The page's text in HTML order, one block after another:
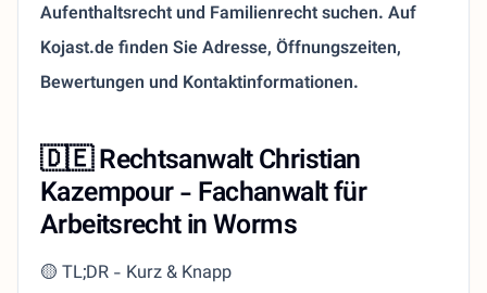
Aufenthaltsrecht und Familienrecht suchen. Auf
Kojast.de finden Sie Adresse, Öffnungszeiten,
Bewertungen und Kontaktinformationen.
🇩🇪 Rechtsanwalt Christian
Kazempour - Fachanwalt für
Arbeitsrecht in Worms
🟡 TL;DR - Kurz & Knapp